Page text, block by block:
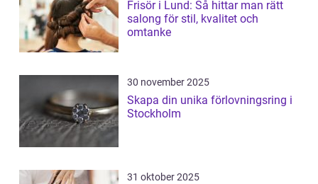
Frisör i Lund: Så hittar man rätt
salong för stil, kvalitet och
omtanke
30 november 2025
Skapa din unika förlovningsring i
Stockholm
31 oktober 2025